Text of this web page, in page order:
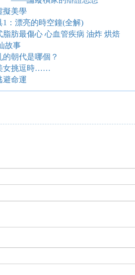
擬美學
：漂亮的時空鐘(全解)
脂肪最傷心 心血管疾病 油炸 烘焙
故事
朝代是哪個？
女挑逗時……
避命運